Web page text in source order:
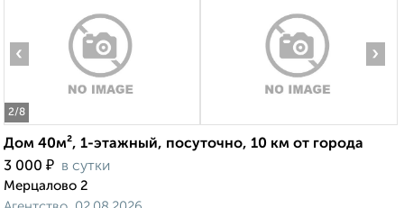
2/8
‹ ›
Дом 40м², 1-этажный, посуточно, 10 км от города
3 000 ₽ в сутки
Мерцалово 2